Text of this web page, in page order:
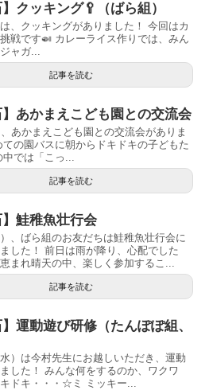
】クッキング🥄（ばら組）
、クッキングがありました！ 今回はカ
戦です🍛 カレーライス作りでは、みん
ャガ...
記事を読む
】あかまえこども園との交流会
あかまえこども園との交流会がありま
ての園バスに朝からドキドキの子どもた
中では「こっ...
記事を読む
】鮭稚魚壮行会
、ばら組のお友だちは鮭稚魚壮行会に
した！ 前日は雨が降り、心配でした
まれ晴天の中、楽しく参加するこ...
記事を読む
】運動遊び研修（たんぽぽ組、
）は今村先生にお越しいただき、運動
した！ みんな何をするのか、ワクワ
ドキ・・・☆ミ ミッキー...